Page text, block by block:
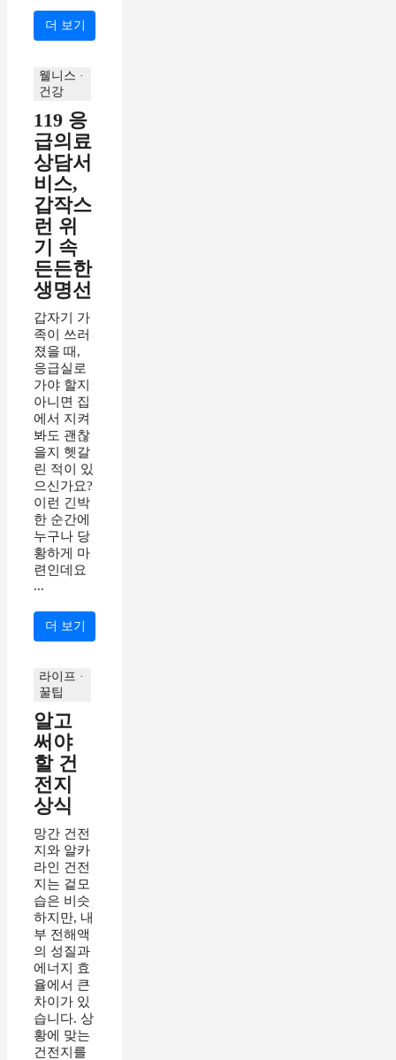
더 보기
웰니스 ·
건강
119 응
급의료
상담서
비스,
갑작스
런 위
기 속
든든한
생명선
갑자기 가
족이 쓰러
졌을 때,
응급실로
가야 할지
아니면 집
에서 지켜
봐도 괜찮
을지 헷갈
린 적이 있
으신가요?
이런 긴박
한 순간에
누구나 당
황하게 마
련인데요
...
더 보기
라이프 ·
꿀팁
알고
써야
할 건
전지
상식
망간 건전
지와 알카
라인 건전
지는 겉모
습은 비슷
하지만, 내
부 전해액
의 성질과
에너지 효
율에서 큰
차이가 있
습니다. 상
황에 맞는
건전지를